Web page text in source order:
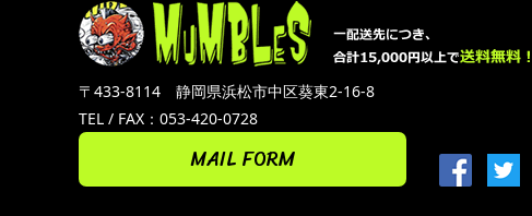
〒433-8114 静岡県浜松市中区葵東2-16-8
TEL / FAX：053-420-0728
MAIL FORM